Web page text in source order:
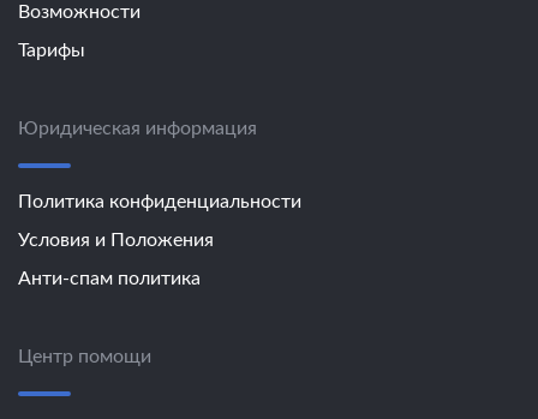
Возможности
Тарифы
Юридическая информация
Политика конфиденциальности
Условия и Положения
Анти-спам политика
Центр помощи